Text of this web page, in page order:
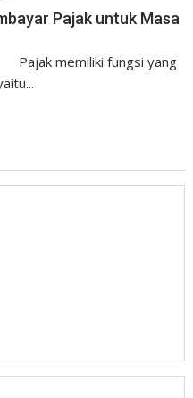
Pajak untuk Masa
Pajak memiliki fungsi yang